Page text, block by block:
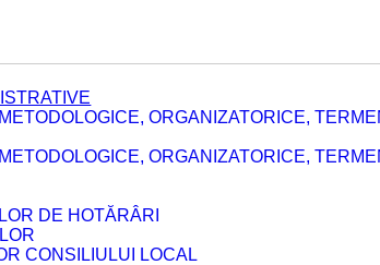
ORGANIZATORICE,
ORGANIZATORICE,
DE HOTĂRÂRI
CONSILIULUI LOCAL